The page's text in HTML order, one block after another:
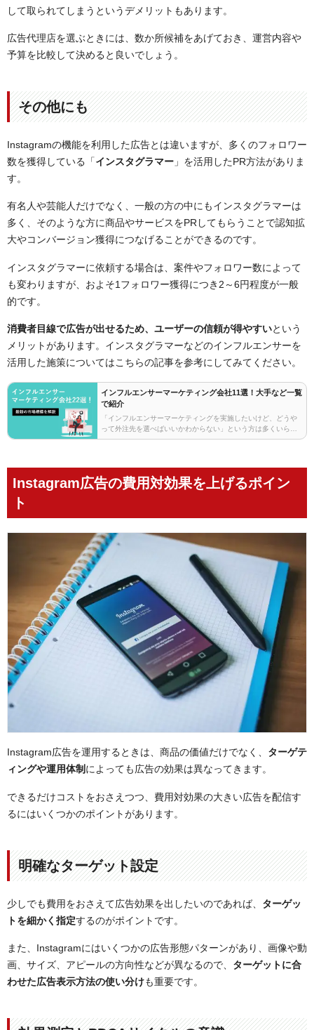
して取られてしまうというデメリットもあります。
広告代理店を選ぶときには、数か所候補をあげておき、運営内容や
予算を比較して決めると良いでしょう。
その他にも
Instagramの機能を利用した広告とは違いますが、多くのフォロワー
数を獲得している「インスタグラマー 」を活用したPR方法がありま
す。
有名人や芸能人だけでなく、一般の方の中にもインスタグラマーは
多く、そのような方に商品やサービスをPRしてもらうことで認知拡
大やコンバージョン獲得につなげることができるのです。
インスタグラマーに依頼する場合は、案件やフォロワー数によって
も変わりますが、およそ1フォロワー獲得につき2～6円程度が一般
的です。
消費者目線で広告が出せるため、ユーザーの信頼が得やすいという
メリットがあります。インスタグラマーなどのインフルエンサーを
活用した施策についてはこちらの記事を参考にしてみてください。
インフルエンサーマーケティング会社11選！大手など一覧
で紹介
「インフルエンサーマーケティングを実施したいけど、どうや
って外注先を選べばいいかわからない」という方は多くいらっ
しゃるのではないでしょうか？インフルエンサーマーケティン
Instagram広告の費用対効果を上げるポイン
ト
Instagram広告を運用するときは、商品の価値だけでなく、 ターゲテ
ィングや運用体制 によっても広告の効果は異なってきます。
できるだけコストをおさえつつ、費用対効果の大きい広告を配信す
るにはいくつかのポイントがあります。
明確なターゲット設定
少しでも費用をおさえて広告効果を出したいのであれば、 ターゲッ
トを細かく指定するのがポイントです。
また、Instagramにはいくつかの広告形態パターンがあり、画像や動
画、サイズ、アピールの方向性などが異なるので、 ターゲットに合
わせた広告表示方法の使い分けも重要です。